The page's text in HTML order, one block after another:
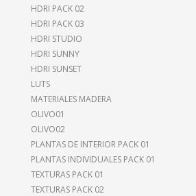
HDRI PACK 02
HDRI PACK 03
HDRI STUDIO
HDRI SUNNY
HDRI SUNSET
LUTS
MATERIALES MADERA
OLIVO01
OLIVO02
PLANTAS DE INTERIOR PACK 01
PLANTAS INDIVIDUALES PACK 01
TEXTURAS PACK 01
TEXTURAS PACK 02